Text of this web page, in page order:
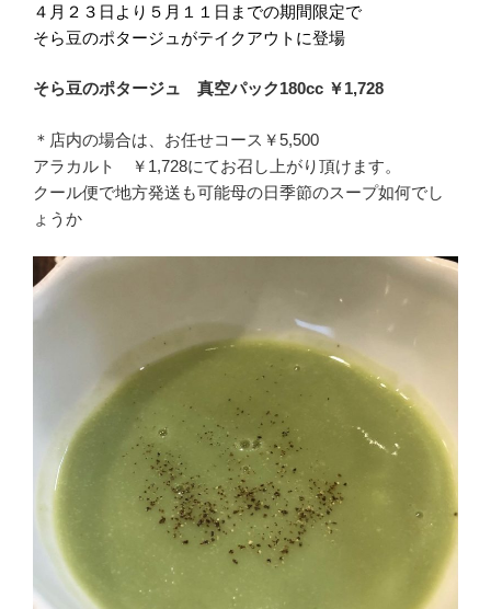
４月２３日より５月１１日までの期間限定で
そら豆のポタージュがテイクアウトに登場
そら豆のポタージュ 真空パック180cc ￥1,728
＊店内の場合は、お任せコース￥5,500
アラカルト ￥1,728にてお召し上がり頂けます。
クール便で地方発送も可能母の日季節のスープ如何でし
ょうか